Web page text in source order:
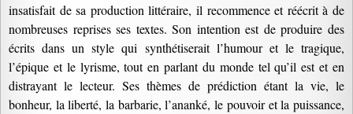
insatisfait de sa production littéraire, il recommence et réécrit à de
nombreuses reprises ses textes. Son intention est de produire des
écrits dans un style qui synthétiserait l’humour et le tragique,
l’épique et le lyrisme, tout en parlant du monde tel qu’il est et en
distrayant le lecteur. Ses thèmes de prédiction étant la vie, le
bonheur, la liberté, la barbarie, l’ananké, le pouvoir et la puissance,